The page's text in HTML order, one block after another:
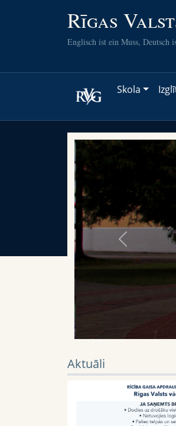
Rīgas
Englisch ist ein Muss, Deutsch
Skola
Previous
Aktuāli